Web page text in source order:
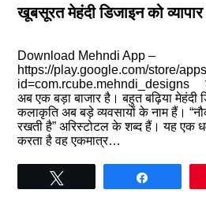
खूबसूरत मेहंदी डिजाइन को
Download Mehndi App –
https://play.google.com/store/
id=com.rcube.mehndi_designs
अब एक बड़ा बाजार है। बहुत बढ़िया मेहंदी
कलाकृति अब बड़े व्यवसायों के नाम हैं।
रखती है” अरिस्टोटल के शब्द हैं। यह एक
करता है वह एकमात्र…